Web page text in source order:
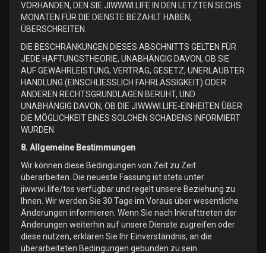
VORHANDEN, DEN SIE JIWWWI.LIFE IN DEN LETZTEN SECHS
MONATEN FÜR DIE DIENSTE BEZAHLT HABEN,
ÜBERSCHREITEN.
DIE BESCHRÄNKUNGEN DIESES ABSCHNITTS GELTEN FÜR
JEDE HAFTUNGSTHEORIE, UNABHÄNGIG DAVON, OB SIE
AUF GEWÄHRLEISTUNG, VERTRAG, GESETZ, UNERLAUBTER
HANDLUNG (EINSCHLIESSLICH FAHRLÄSSIGKEIT) ODER
ANDEREN RECHTSGRUNDLAGEN BERUHT, UND
UNABHÄNGIG DAVON, OB DIE JIWWWI.LIFE-EINHEITEN ÜBER
DIE MÖGLICHKEIT EINES SOLCHEN SCHADENS INFORMIERT
WURDEN.
8. Allgemeine Bestimmungen
Wir können diese Bedingungen von Zeit zu Zeit
überarbeiten. Die neueste Fassung ist stets unter
jiwwwi.life/tos verfügbar und regelt unsere Beziehung zu
Ihnen. Wir werden Sie 30 Tage im Voraus über wesentliche
Änderungen informieren. Wenn Sie nach Inkrafttreten der
Änderungen weiterhin auf unsere Dienste zugreifen oder
diese nutzen, erklären Sie Ihr Einverständnis, an die
überarbeiteten Bedingungen gebunden zu sein.